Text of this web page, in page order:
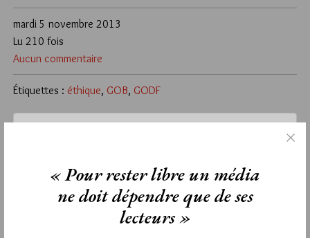
mardi 5 novembre 2013
Aucun commentaire
Lu 210 fois
Étiquettes : éthique, GOB, GODF
réservée aux abonnés.
Si vous souhaitez rédiger des
commentaires, vous devez :
« Pour rester libre un média
ne doit dépendre que de ses
lecteurs »